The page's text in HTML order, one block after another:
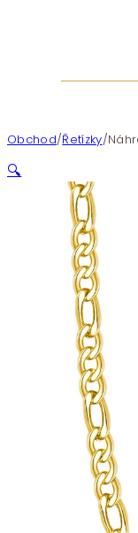
Obchod/Řetízky/
🔍